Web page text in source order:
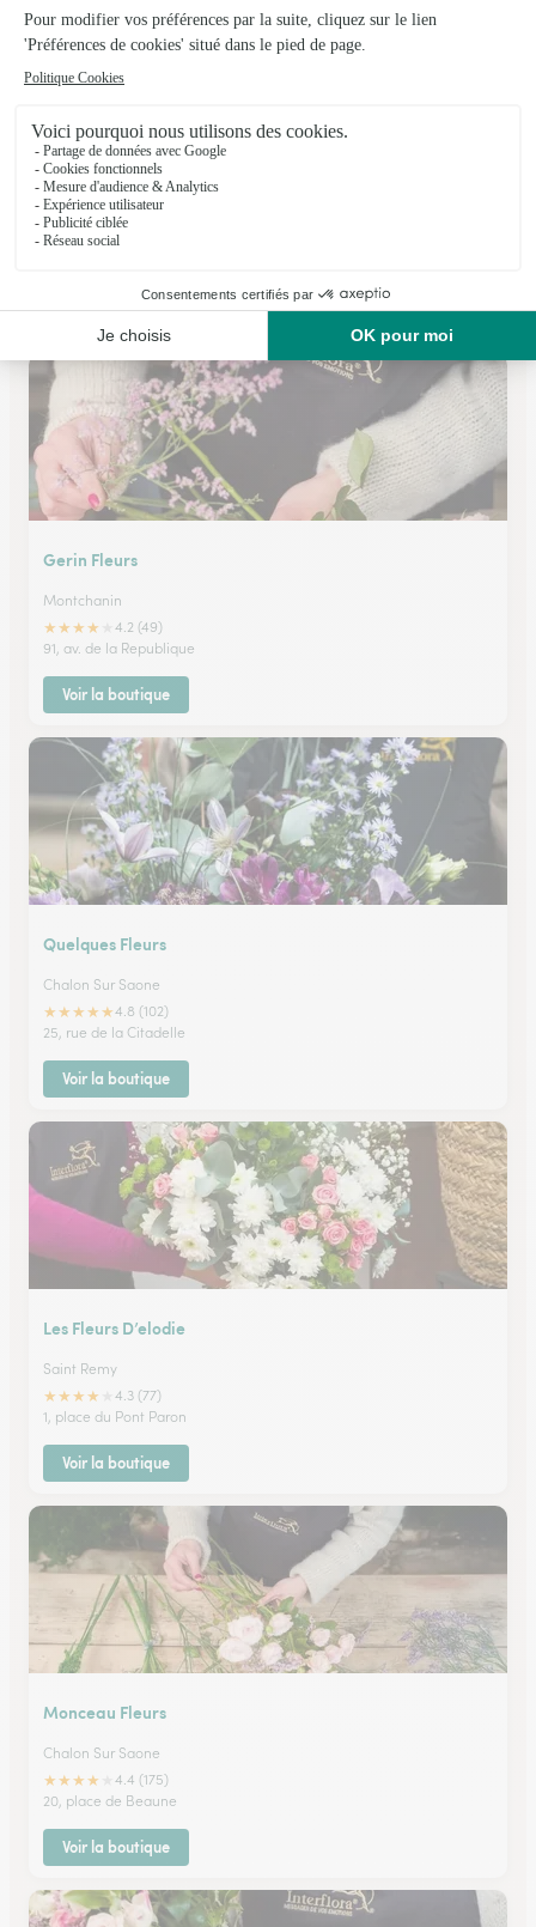
Vernisse Fleurs
Montcenis
★★★★★4.9 (12)
Voir la boutique
Gerin Fleurs
Montchanin
★★★★
4.2 (49)
91, av. de la Republique
Voir la boutique
Quelques Fleurs
Chalon Sur Saone
★★★★★4.8 (102)
25, rue de la Citadelle
Voir la boutique
Les Fleurs D’elodie
Saint Remy
★★★★
4.3 (77)
1, place du Pont Paron
Voir la boutique
Monceau Fleurs
Chalon Sur Saone
★★★★
4.4 (175)
20, place de Beaune
Voir la boutique